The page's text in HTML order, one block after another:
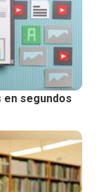
segundos